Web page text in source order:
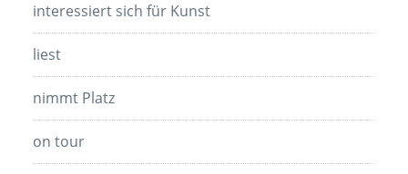
interessiert sich für Kunst
liest
nimmt Platz
on tour